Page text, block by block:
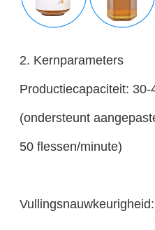
2. Kernparameters
Productiecapaciteit:
(ondersteunt
50 flessen/minute)